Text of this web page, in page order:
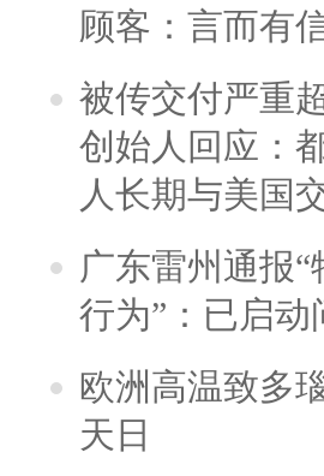
顾客：言而有
被传交付严重
创始人回应：
人长期与美国
广东雷州通报
行为”：已启
欧洲高温致多
天日